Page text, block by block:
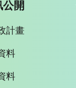
公開
計畫
料
料